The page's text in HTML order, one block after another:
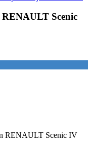
Scenic
RENAULT Scenic IV